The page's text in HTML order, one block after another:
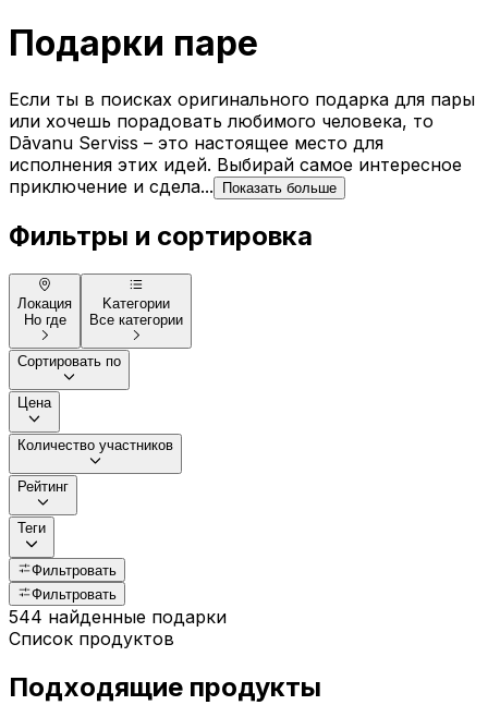
Подарки паре
Если ты в поисках оригинального подарка для пары
или хочешь порадовать любимого человека, то
Dāvanu Serviss – это настоящее место для
исполнения этих идей. Выбирай самое интересное
приключение и сдела...
Показать больше
Фильтры и сортировка
Локация
Но где
Kатегории
Все категории
Сортировать по
Цена
Количество участников
Рейтинг
Теги
Фильтровать
Фильтровать
544 найденные подарки
Список продуктов
Подходящие продукты